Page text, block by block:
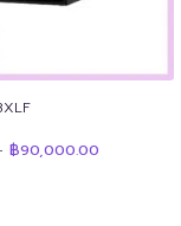
฿90,000.00Price